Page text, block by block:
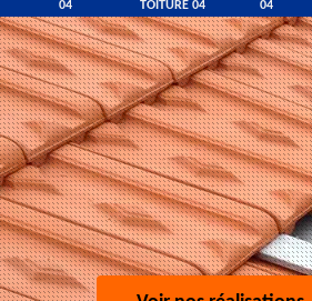
04
TOITURE 04
04